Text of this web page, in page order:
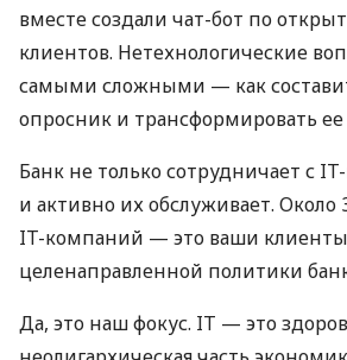
вместе создали чат-бот по
клиентов. Нетехнологические
самыми сложными — как
опросник и трансформировать ее
Банк не только сотрудничает с
и активно их обслуживает. Около
IT-компаний — это ваши клиенты.
целенаправленной политики
Да, это наш фокус. IT — это